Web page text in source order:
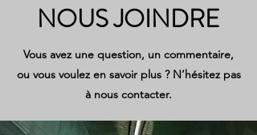
NOUS JOINDRE
Vous avez une question, un commentaire,
ou vous voulez en savoir plus ? N’hésitez pas
à nous contacter.